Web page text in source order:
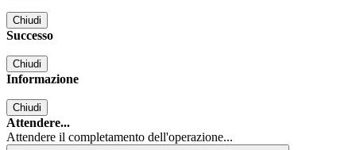
Chiudi
Successo
Chiudi
Informazione
Chiudi
Attendere...
Attendere il completamento dell'operazione...